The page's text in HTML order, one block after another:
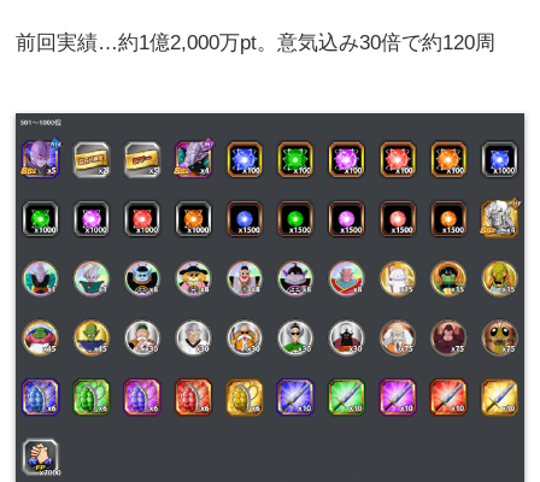
前回実績…約1億2,000万pt。意気込み30倍で約120周